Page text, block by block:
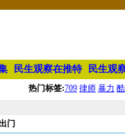
民生观察在推特 民生观
热门标签:709 律师 暴力
门